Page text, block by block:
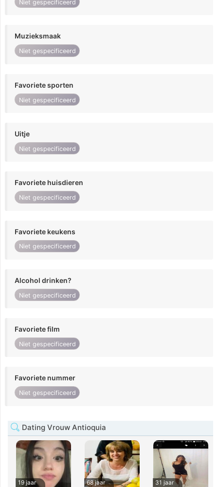
Niet gespecificeerd
Muzieksmaak
Niet gespecificeerd
Favoriete sporten
Niet gespecificeerd
Uitje
Niet gespecificeerd
Favoriete huisdieren
Niet gespecificeerd
Favoriete keukens
Niet gespecificeerd
Alcohol drinken?
Niet gespecificeerd
Favoriete film
Niet gespecificeerd
Favoriete nummer
Niet gespecificeerd
Dating Vrouw Antioquia
19 jaar
68 jaar
31 jaar